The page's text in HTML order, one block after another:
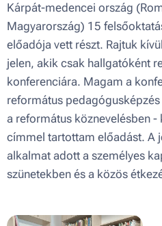
Kárpát-medencei ország
Magyarország) 15
előadója vett részt. Rajtuk
jelen, akik csak hallgatóként
konferenciára. Magam a
református
a református köznevelésben -
címmel tartottam előadást. A
alkalmat adott a személyes
szünetekben és a közös